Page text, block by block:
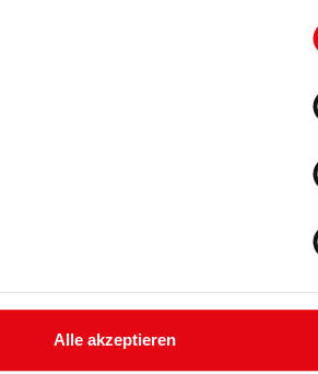
Alle akzeptieren
zur Kundenbindung sind, zeigt
Wissenschaft kurz und